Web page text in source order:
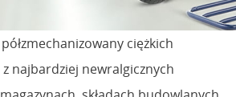
ciężkich
najbardziej newralgicznych